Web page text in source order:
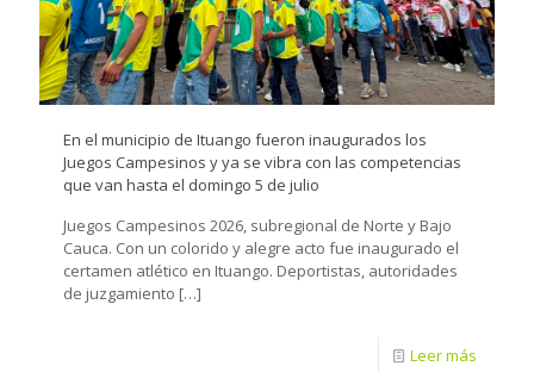
En el municipio de Ituango fueron inaugurados los
Juegos Campesinos y ya se vibra con las competencias
que van hasta el domingo 5 de julio
Juegos Campesinos 2026, subregional de Norte y Bajo
Cauca. Con un colorido y alegre acto fue inaugurado el
certamen atlético en Ituango. Deportistas, autoridades
de juzgamiento […]
Leer más